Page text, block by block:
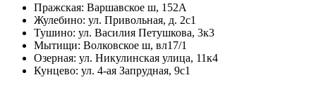
Пражская: Варшавское ш, 152А
Жулебино: ул. Привольная, д. 2с1
Тушино: ул. Василия Петушкова, 3к3
Мытищи: Волковское ш, вл17/1
Озерная: ул. Никулинская улица, 11к4
Кунцево: ул. 4-ая Запрудная, 9с1